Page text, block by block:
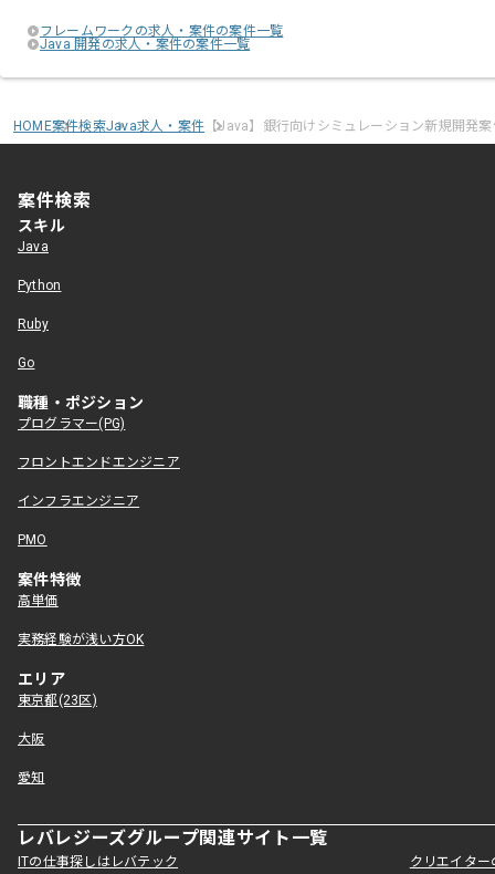
フレームワークの求人・案件の案件一覧
Java 開発の求人・案件の案件一覧
HOME案件検索Java求人・案件 【Java】銀行向けシミュレーション新規開発
案件検索
スキル
Java
Python
Ruby
Go
職種・ポジション
プログラマー(PG)
フロントエンドエンジニア
インフラエンジニア
PMO
案件特徴
高単価
実務経験が浅い方OK
エリア
東京都(23区)
大阪
愛知
レバレジーズグループ関連サイト一覧
ITの仕事探しはレバテック クリエイタ